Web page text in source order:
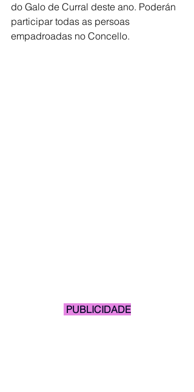
do Galo de Curral deste ano. Poderán
participar todas as persoas
empadroadas no Concello.
PUBLICIDADE